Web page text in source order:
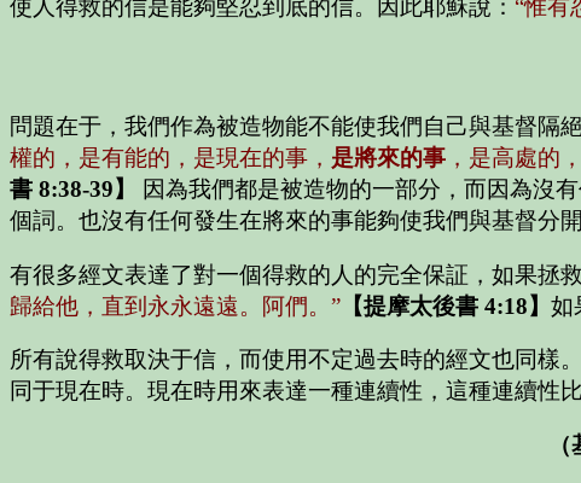
使人得救的信是能夠堅忍到底的信。因此耶穌說： “惟有
問題在于，我們作為被造物能不能使我們自己與基督隔
權的，是有能的，是現在的事， 是將來的事 ，是高處的
書 8:38-39】
因為我們都是被造物的一部分，而因為沒
個詞。也沒有任何發生在將來的事能夠使我們與基督分
有很多經文表達了對一個得救的人的完全保証，如果拯
歸給他，直到永永遠遠。阿們。” 【提摩太後書 4:18】 如
所有說得救取決于信，而使用不定過去時的經文也同樣
同于現在時。現在時用來表達一種連續性，這種連續性